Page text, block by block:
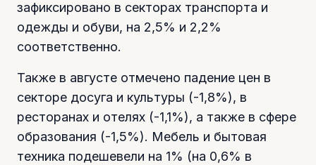
зафиксировано в секторах транспорта и
одежды и обуви, на 2,5% и 2,2%
соответственно.
Также в августе отмечено падение цен в
секторе досуга и культуры (-1,8%), в
ресторанах и отелях (-1,1%), а также в сфере
образования (-1,5%). Мебель и бытовая
техника подешевели на 1% (на 0,6% в